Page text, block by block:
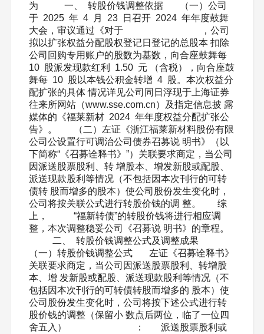
为 一、 转股价钱调整依据 （一）公司
于 2025 年 4 月 23 日召开 2024 年年度鼓舞
大会，审议通过《对于 ，公司
拟以扩张权益分配股权登记日登记的总股本 扣除
公司回购专用账户的股数为基数，向合座鼓舞每
10 股派发现款红利 1.50 元 （含税），向合座鼓
舞每 10 股以本钱公积金转增 4 股。本次权益分
配扩张的具体 情况详见公司同日浮现于上海证券
往来所网站（www.sse.com.cn）及指定信息披 露
媒体的《福莱新材 2024 年年度权益分配扩张公
告》。 （二）左证《浙江福莱新材料股份有限
公司公设置行可调治公司债券召募说 明书》（以
下简称“《召募诠释书》”）关联要求商定，当公司
因派送股票股利、转 增股本、增发新股或配股、
派送现款股利等情况（不包括因本次刊行的可转
债转 股而增多的股本）使公司股份发生变化时，
公司将按关联公式进行转股价钱的调 整。 综
上， “福新转债”的转股价钱将进行相应调
整，本次调整稳妥公司《召募说 明书》的章程。
二、 转股价钱调整公式及调整成果
（一）转股价钱调整公式 左证《召募诠释书》
关联要求商定，当公司因派送股票股利、转增股
本、增 发新股或配股、派送现款股利等情况（不
包括因本次刊行的可转债转股而增多的 股本）使
公司股份发生变化时，公司将按下述公式进行转
股价钱的调整（保留小 数点后两位，临了一位四
舍五入） ： 派送股票股利或